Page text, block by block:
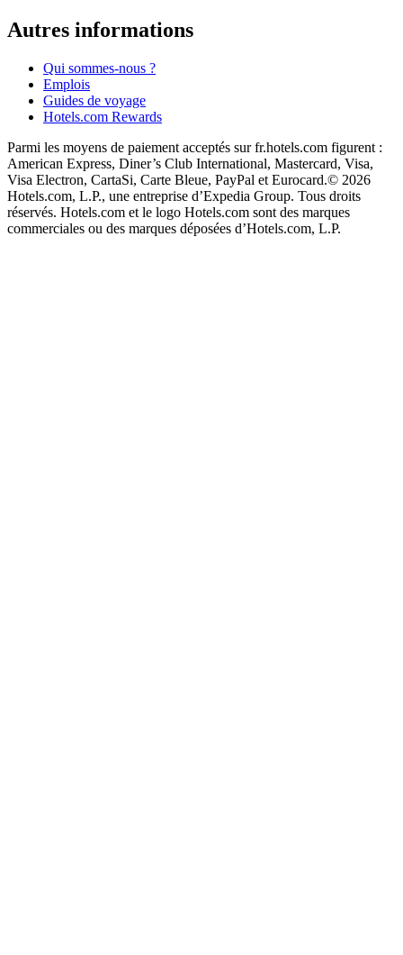
Autres informations
Qui sommes-nous ?
Emplois
Guides de voyage
Hotels.com Rewards
Parmi les moyens de paiement acceptés sur fr.hotels.com figurent :
American Express, Diner’s Club International, Mastercard, Visa,
Visa Electron, CartaSi, Carte Bleue, PayPal et Eurocard.© 2026
Hotels.com, L.P., une entreprise d’Expedia Group. Tous droits
réservés. Hotels.com et le logo Hotels.com sont des marques
commerciales ou des marques déposées d’Hotels.com, L.P.